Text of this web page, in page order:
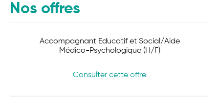
Nos offres
Accompagnant Educatif et Social/Aide
Médico-Psychologique (H/F)
Consulter cette offre